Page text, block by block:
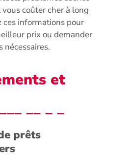
coûter cher à long
ces informations pour
prix ou demander
nécessaires.
et
prêts